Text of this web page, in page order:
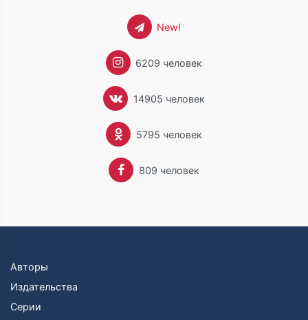
New!
6209 человек
14905 человек
5795 человек
809 человек
Авторы
Издательства
Серии